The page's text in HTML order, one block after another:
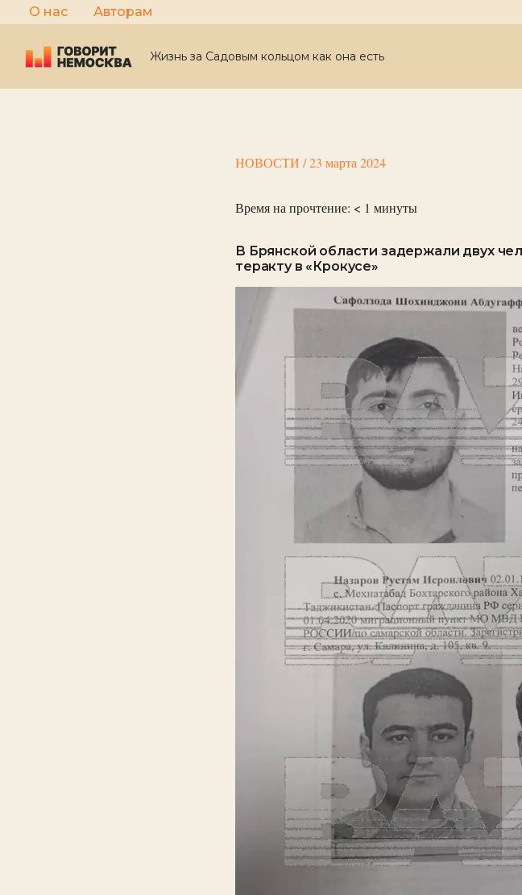
Перейти
к
содержимому
О нас Авторам
Жизнь за Садовым кольцом как она есть
НОВОСТИ /23 марта 2024
Время на прочтение: < 1 минуты
В Брянской области задержали двух
теракту в «Крокусе»